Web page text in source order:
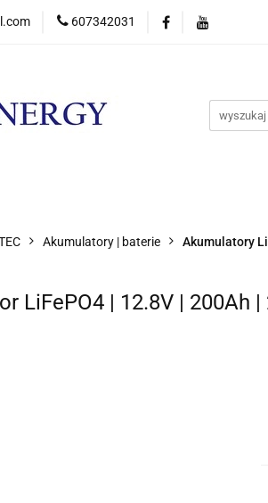
607342031
Akumulatory | baterie Akumulatory
LiFePO4 | 12.8V | 200Ah |